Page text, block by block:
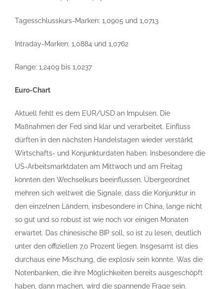
Tagesschlusskurs-Marken: 1,0905 und 1,0713
Intraday-Marken: 1,0884 und 1,0762
Range: 1,2409 bis 1,0237
Euro-Chart
Aktuell fehlt es dem EUR/USD an Impulsen. Die
Maßnahmen der Fed sind klar und verarbeitet. Einfluss
dürften in den nächsten Handelstagen wieder verstärkt
Wirtschafts- und Konjunkturdaten haben. Insbesondere die
US-Arbeitsmarktdaten am Mittwoch und am Freitag
könnten den Wechselkurs beeinflussen. Übergeordnet
mehren sich weltweit die Signale, dass die Konjunktur in
den einzelnen Ländern, insbesondere in China, lange nicht
so gut und so robust ist wie noch vor einigen Monaten
erwartet. Das chinesische BIP soll, so ist zu lesen, deutlich
unter den offiziellen 7,0 Prozent liegen. Insgesamt ist dies
durchaus eine Mischung, die explosiv sein könnte. Was die
Notenbanken, die ihre Möglichkeiten bereits ausgeschöpft
haben, dann machen, wird die spannende Frage sein.